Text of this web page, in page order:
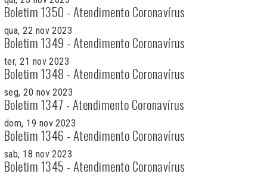
Boletim 1350 - Atendimento Coronavírus
qua, 22 nov 2023
Boletim 1349 - Atendimento Coronavírus
ter, 21 nov 2023
Boletim 1348 - Atendimento Coronavírus
seg, 20 nov 2023
Boletim 1347 - Atendimento Coronavírus
dom, 19 nov 2023
Boletim 1346 - Atendimento Coronavírus
sab, 18 nov 2023
Boletim 1345 - Atendimento Coronavírus